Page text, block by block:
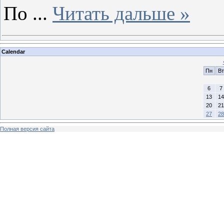
По ... Читать дальше »
Calendar
Пн
Вт
6
7
13
14
20
21
27
28
Полная версия сайта